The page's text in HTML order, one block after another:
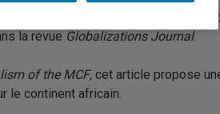
Pierre-Alexandre Cardinal
la revue Globalizations Journal.
of the MCF, cet article propose
le continent africain.